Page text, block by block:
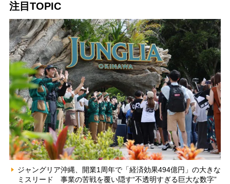
注目TOPIC
ジャングリア沖縄、開業1周年で「経済効果494億円」の大きな
ミスリード 事業の苦戦を覆い隠す“不透明すぎる巨大な数字”